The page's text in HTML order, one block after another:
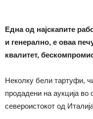
Една од најскапите
и генерално, е оваа
квалитет,
Неколку бели тартуфи,
продадени на аукција
североистокот од